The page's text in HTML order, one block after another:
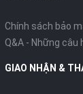
Chính sách bảo
Q&A - Những
GIAO NHẬN &